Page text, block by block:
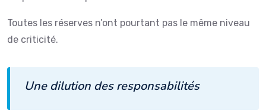
Toutes les réserves n’ont pourtant pas le même niveau
de criticité.
Une dilution des responsabilités